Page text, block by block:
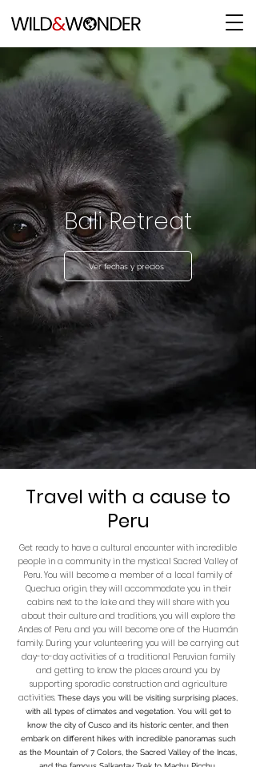
Bali Retreat
Ver fechas y precios
Travel with a cause to
Peru
Get ready to have a cultural encounter with incredible
people in a community in the mystical Sacred Valley of
Peru. You will become a member of a local family of
Quechua origin, they will accommodate you in their
cabins next to the lake and they will share with you
about their culture and traditions, you will explore the
Andes of Peru and you will become one of the Huamán
family. During your volunteering you will be carrying out
day-to-day activities of a traditional Peruvian family
and getting to know the places around you by
supporting sporadic construction and agriculture
activities. These days you will be visiting surprising places,
with all types of climates and vegetation. You will get to
know the city of Cusco and its historic center, and then
embark on different hikes with incredible panoramas such
as the Mountain of 7 Colors, the Sacred Valley of the Incas,